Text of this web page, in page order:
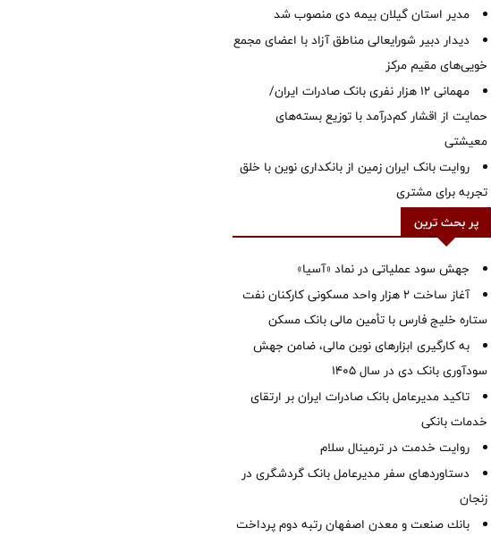
‌مدیر استان گیلان بیمه دی منصوب شد
دیدار دبیر شورایعالی مناطق آزاد با اعضای مجمع
خویی‌های مقیم مرکز
مهمانی ۱۲ هزار نفری بانک صادرات ایران/
حمایت از اقشار کم‌درآمد با توزیع بسته‌های
معیشتی
روایت بانک ایران زمین از بانکداری نوین با خلق
تجربه برای مشتری
پر بحث ترین
جهش سود عملیاتی در نماد «آسیا»
آغاز ساخت ۲ هزار واحد مسکونی کارکنان نفت
ستاره خلیج فارس با تأمین مالی بانک مسکن
به کارگیری ابزارهای نوین مالی، ضامن جهش
سودآوری بانک دی در سال 1405
تاکید مدیرعامل بانک صادرات ایران بر ارتقای
خدمات بانکی
روایت خدمت در ترمینال سلام
دستاوردهای سفر مدیرعامل بانک گردشگری در
زنجان
بانك صنعت و معدن اصفهان رتبه دوم پرداخت